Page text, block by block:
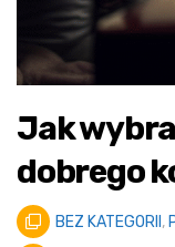
Jak
dobrego
BEZ KATEGORII ,